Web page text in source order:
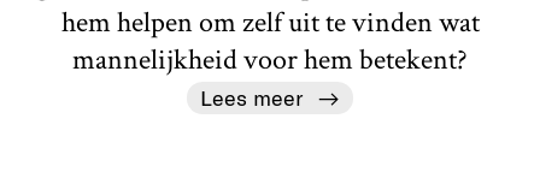
hem helpen om zelf uit te vinden wat
mannelijkheid voor hem betekent?
Lees meer